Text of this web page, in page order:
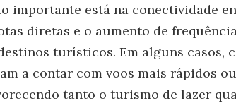
importante está na conectividade
diretas e o aumento de
turísticos. Em alguns casos,
a contar com voos mais rápidos
tanto o turismo de lazer